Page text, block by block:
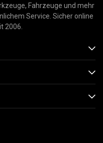
Fahrzeuge und mehr
Service. Sicher online
2006.